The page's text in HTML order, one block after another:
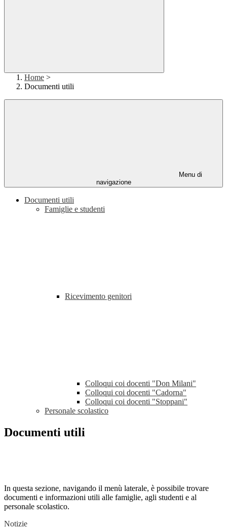
Home >
Documenti utili
Menu di
navigazione
Documenti utili
Famiglie e studenti
Ricevimento genitori
Colloqui coi docenti "Don Milani"
Colloqui coi docenti "Cadorna"
Colloqui coi docenti "Stoppani"
Personale scolastico
Documenti utili
In questa sezione, navigando il menù laterale, è possibile trovare
documenti e informazioni utili alle famiglie, agli studenti e al
personale scolastico.
Notizie